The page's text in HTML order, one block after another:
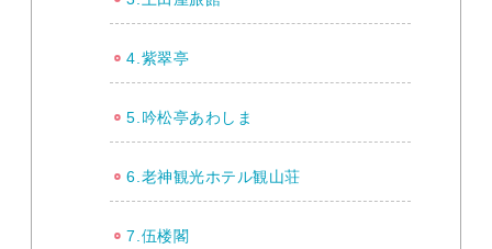
4.紫翠亭
5.吟松亭あわしま
6.老神観光ホテル観山荘
7.伍楼閣